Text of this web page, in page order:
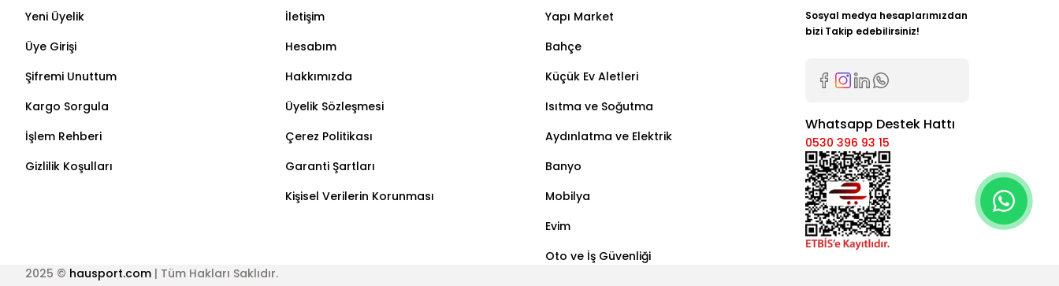
Yorum Yaz
Yeni Üyelik
Üye Girişi
Şifremi Unuttum
Kargo Sorgula
İşlem Rehberi
Gizlilik Koşulları
İletişim
Hesabım
Hakkımızda
Üyelik Sözleşmesi
Çerez Politikası
Garanti Şartları
Kişisel Verilerin Korunması
Yapı Market
Bahçe
Küçük Ev Aletleri
Isıtma ve Soğutma
Aydınlatma ve Elektrik
Banyo
Mobilya
Evim
Oto ve İş Güvenliği
Sosyal medya hesaplarımızdan
bizi Takip edebilirsiniz!
Whatsapp Destek Hattı
0530 396 93 15
2025 © hausport.com | Tüm Hakları Saklıdır.